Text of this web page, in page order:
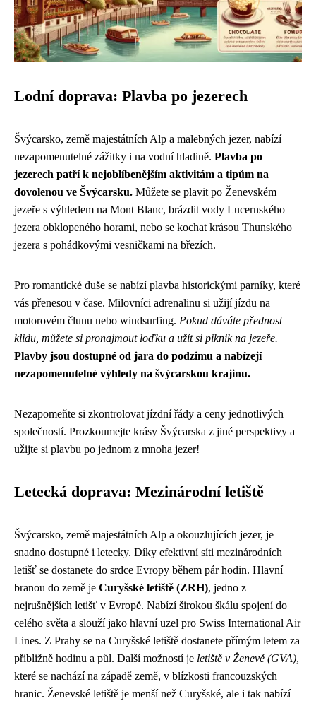
Lodní doprava: Plavba po jezerech
Švýcarsko, země majestátních Alp a malebných jezer, nabízí
nezapomenutelné zážitky i na vodní hladině. Plavba po
jezerech patří k nejoblíbenějším aktivitám a tipům na
dovolenou ve Švýcarsku. Můžete se plavit po Ženevském
jezeře s výhledem na Mont Blanc, brázdit vody Lucernského
jezera obklopeného horami, nebo se kochat krásou Thunského
jezera s pohádkovými vesničkami na březích.
Pro romantické duše se nabízí plavba historickými parníky, které
vás přenesou v čase. Milovníci adrenalinu si užijí jízdu na
motorovém člunu nebo windsurfing. Pokud dáváte přednost
klidu, můžete si pronajmout loďku a užít si piknik na jezeře.
Plavby jsou dostupné od jara do podzimu a nabízejí
nezapomenutelné výhledy na švýcarskou krajinu.
Nezapomeňte si zkontrolovat jízdní řády a ceny jednotlivých
společností. Prozkoumejte krásy Švýcarska z jiné perspektivy a
užijte si plavbu po jednom z mnoha jezer!
Letecká doprava: Mezinárodní letiště
Švýcarsko, země majestátních Alp a okouzlujících jezer, je
snadno dostupné i letecky. Díky efektivní síti mezinárodních
letišť se dostanete do srdce Evropy během pár hodin. Hlavní
branou do země je Curyšské letiště (ZRH), jedno z
nejrušnějších letišť v Evropě. Nabízí širokou škálu spojení do
celého světa a slouží jako hlavní uzel pro Swiss International Air
Lines. Z Prahy se na Curyšské letiště dostanete přímým letem za
přibližně hodinu a půl. Další možností je letiště v Ženevě (GVA),
které se nachází na západě země, v blízkosti francouzských
hranic. Ženevské letiště je menší než Curyšské, ale i tak nabízí